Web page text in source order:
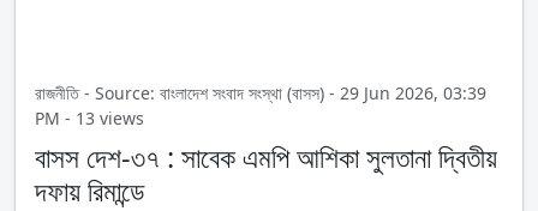
রাজনীতি - Source: বাংলাদেশ সংবাদ সংস্থা (বাসস) - 29 Jun 2026, 03:39
PM - 13 views
বাসস দেশ-৩৭ : সাবেক এমপি আশিকা সুলতানা দ্বিতীয়
দফায় রিমান্ডে